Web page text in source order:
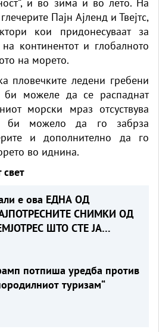
Пајн Ајленд и Твејтс,
кои придонесуваат за
континентот и глобалното
на морето.
пловечките ледени гребени
би можеле да се распаднат
морски мраз отсуствува
би можело да го забрза
и дополнително да го
во иднина.
свет
е ова ЕДНА ОД
СНИМКИ ОД
ШТО СТЕ ЈА
потпиша уредба против
туризам“